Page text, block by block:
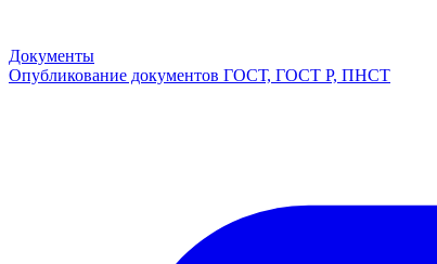
Документы
Опубликование документов ГОСТ, ГОСТ Р, ПНСТ